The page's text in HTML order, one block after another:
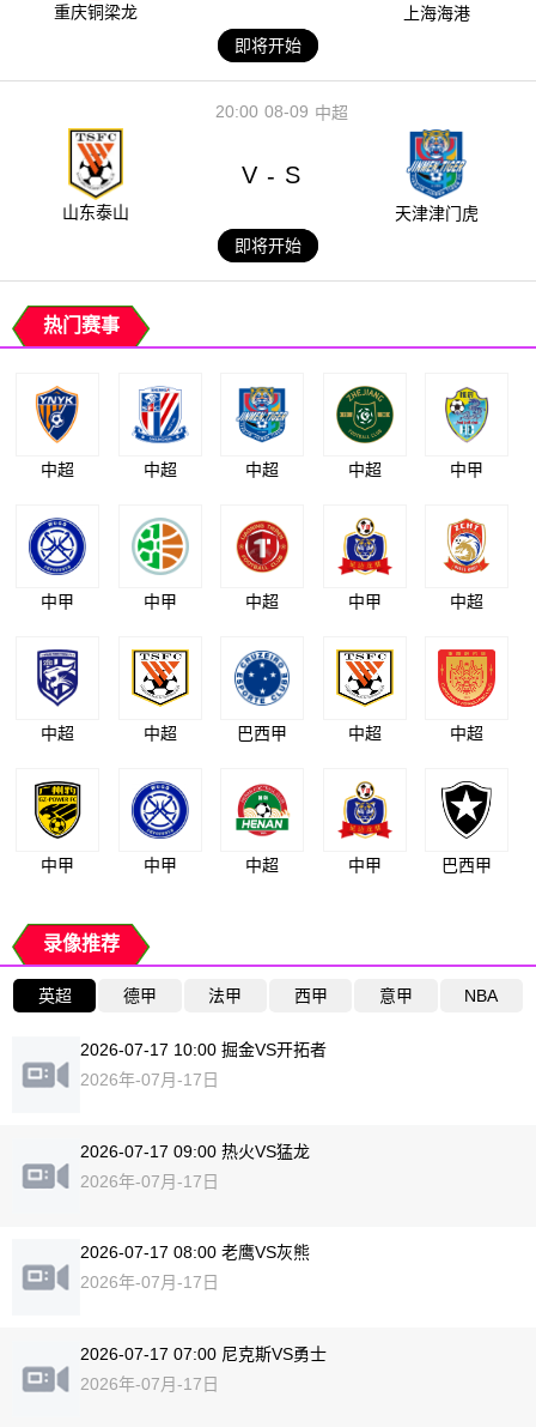
重庆铜梁龙
上海海港
即将开始
08-09
20:00 中超
山东泰山
V - S
天津津门虎
即将开始
热门赛事
中超 中超 中超 中超 中甲
中甲 中甲 中超 中甲 中超
中超 中超 巴西甲 中超 中超
中甲 中甲 中超 中甲 巴西甲
录像推荐
英超 德甲 法甲 西甲 意甲 NBA
2026-07-17 10:00 掘金VS开拓者
2026年-07月-17日
2026-07-17 09:00 热火VS猛龙
2026年-07月-17日
2026-07-17 08:00 老鹰VS灰熊
2026年-07月-17日
2026-07-17 07:00 尼克斯VS勇士
2026年-07月-17日